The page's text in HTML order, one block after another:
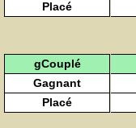
Placé
gCouplé
Gagnant
Placé